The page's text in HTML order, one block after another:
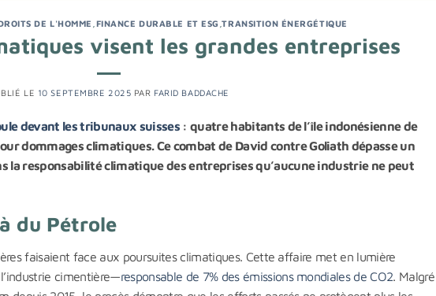
DE L'HOMME FINANCE DURABLE ET ESG ,TRANSITION ÉNERGÉTIQUE
visent les grandes entreprises
LE 10 SEPTEMBRE 2025 PAR FARID BADDACHE
devant les tribunaux suisses : quatre habitants de l’île indonésienne de
dommages climatiques. Ce combat de David contre Goliath dépasse un
responsabilité climatique des entreprises qu’aucune industrie ne peut
du Pétrole
faisaient face aux poursuites climatiques. Cette affaire met en lumière
cimentière—responsable de 7% des émissions mondiales de CO2. Malgré